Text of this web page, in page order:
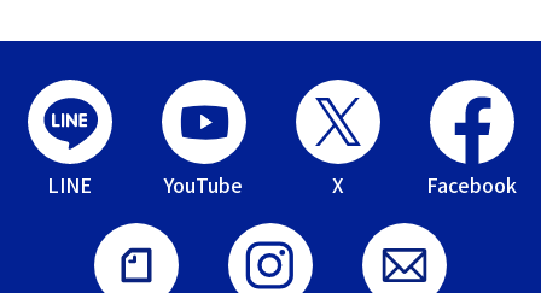
LINE YouTube X Facebook